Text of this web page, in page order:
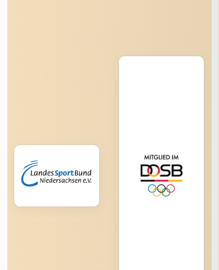
Anti-Doping
Bildung
NBV-Jugend